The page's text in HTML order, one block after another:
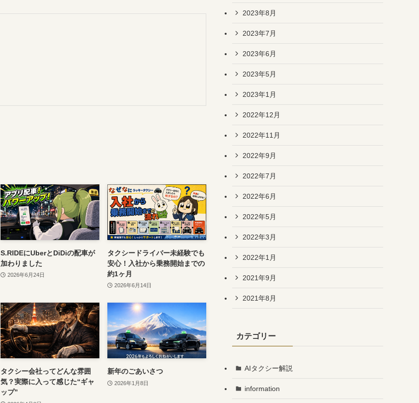
S.RIDEにUberとDiDiの配車が
加わりました
2026年6月24日
タクシードライバー未経験でも
安心！入社から乗務開始までの
約1ヶ月
2026年6月14日
タクシー会社ってどんな雰囲
気？実際に入って感じた“ギャ
ップ”
新年のごあいさつ
2026年1月8日
2023年8月
2023年7月
2023年6月
2023年5月
2023年1月
2022年12月
2022年11月
2022年9月
2022年7月
2022年6月
2022年5月
2022年3月
2022年1月
2021年9月
2021年8月
カテゴリー
AIタクシー解説
information